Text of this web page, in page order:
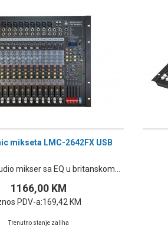
mikseta LMC-2642FX USB
mikser sa EQ u britanskom...
1166,00 KM
PDV-a:169,42 KM
Trenutno stanje zaliha